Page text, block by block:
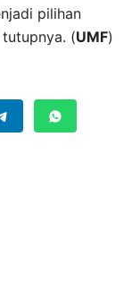
pilihan
(UMF)